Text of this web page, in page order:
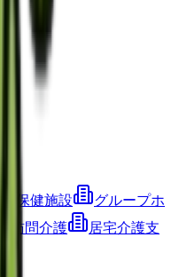
保健施設
グループホ
訪問介護
居宅介護支